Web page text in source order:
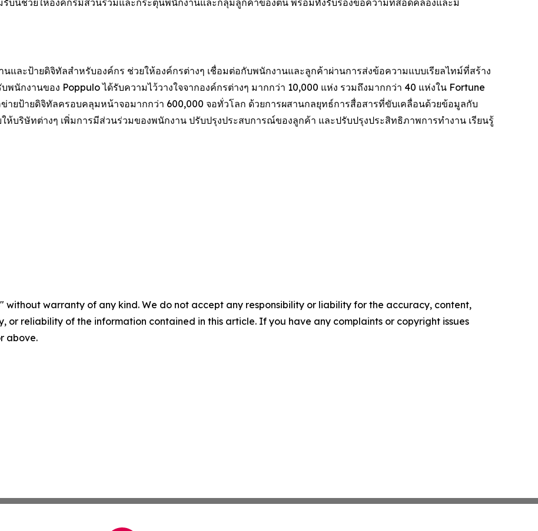
บนี้ช่วยให้องค์กรมีส่วนร่วมและกระตุ้นพนักงานและกลุ่มลูกค้าของตน พร้อมทั้งรับรองข้อความที่สอดคล้องและมี
และป้ายดิจิทัลสำหรับองค์กร ช่วยให้องค์กรต่างๆ เชื่อมต่อกับพนักงานและลูกค้าผ่านการส่งข้อความแบบเรียลไทม์ที่สร้าง
นักงานของ Poppulo ได้รับความไว้วางใจจากองค์กรต่างๆ มากกว่า 10,000 แห่ง รวมถึงมากกว่า 40 แห่งใน Fortune
ายป้ายดิจิทัลครอบคลุมหน้าจอมากกว่า 600,000 จอทั่วโลก ด้วยการผสานกลยุทธ์การสื่อสารที่ขับเคลื่อนด้วยข้อมูลกับ
ห้บริษัทต่างๆ เพิ่มการมีส่วนร่วมของพนักงาน ปรับปรุงประสบการณ์ของลูกค้า และปรับปรุงประสิทธิภาพการทำงาน เรียนรู้
without warranty of any kind. We do not accept any responsibility or liability for the accuracy, content,
or reliability of the information contained in this article. If you have any complaints or copyright issues
above.